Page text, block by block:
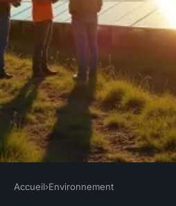
Accueil›Environnement